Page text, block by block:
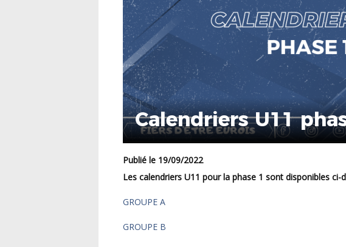
Calendriers U11
Publié le 19/09/2022
Les calendriers U11 pour la phase 1 sont disponibles ci-
GROUPE A
GROUPE B